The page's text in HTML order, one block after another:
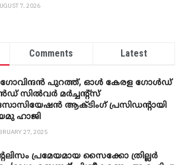
7, 2026
Comments Latest
​ഗോവിന്ദൻ പുറത്ത്, ഓൾ കേരള ഗോൾഡ്
സിൽവർ മർച്ചന്റ്സ്
ആക്ടിംഗ് പ്രസിഡന്റായി
ഹാജി
27, 2025
പ്രമേയമായ സൈക്കോ ത്രില്ലർ